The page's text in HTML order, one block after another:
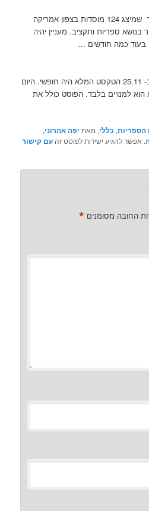
יש לציין שאיגוד ספריות המחקר שמיצג 124 מוסדות בצפון אמריקה
מאוקטובר 2009 סקר בנושא ספריות ותקציב. מעניין יהיה
בעוד כמה חודשים …
הערה: כשקראתי את הכתבה ב- 25.11 הטקסט המלא היה חופשי. היום
למנויים בלבד. הפוסט כולל את
הספריות, כללי, מאת יפה אהרוני,
. אפשר להגיע ישירות לפוסט זהעם קישור
החובה מסומנים *